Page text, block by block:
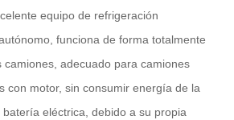
equipo de refrigeración
funciona de forma totalmente
camiones, adecuado para camiones
con motor, sin consumir energía de la
eléctrica, debido a su propia